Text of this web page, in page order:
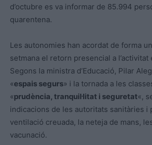
d’octubre es va informar de 85.994
quarentena.
Les autonomies han acordat de forma
setmana el retorn presencial a l’activitat
Segons la ministra d’Educació, Pilar
«espais segurs» i la tornada a les
«prudència, tranquil·litat i seguretat«,
indicacions de les autoritats sanitàries i
ventilació creuada, la neteja de mans,
vacunació.